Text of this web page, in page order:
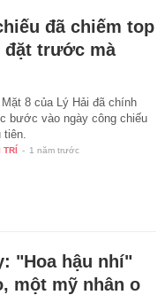
đã chiếm top
đặt trước mà
Mặt 8 của Lý Hải đã chính
bước vào ngày công chiếu
tiên.
TRÍ - 1 năm trước
"Hoa hậu nhí"
một mỹ nhân o